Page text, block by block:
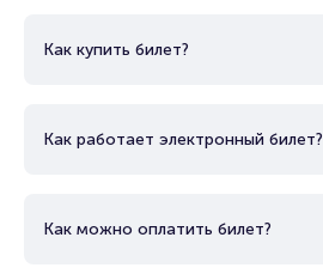
Как купить билет?
Как работает электронный билет?
Как можно оплатить билет?